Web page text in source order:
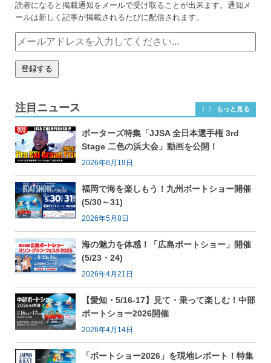
読者になると掲載通知をメールで受け取ることが出来ます。通知メ
ールは新しく記事が掲載されるたびに配信されます。
注目ニュース 〉〉 もっと見る
ボーターズ特集「JJSA 全日本選手権 3rd
Stage 二色の浜大会」動画を公開！
2026年6月19日
福岡で海を楽しもう！九州ボートショー開催
(5/30～31)
2026年5月8日
海の魅力を体感！「広島ボートショー」開催
(5/23・24)
2026年4月21日
【愛知・5/16-17】見て・乗って楽しむ！中部
ボートショー2026開催
2026年4月14日
「ボートショー2026」を現地レポート！特集